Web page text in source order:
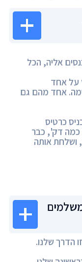
אליה, הכל
על אחד
אחד מהם גם
כרטיס
כמה דק', כבר
ושלחת אותה
הדרך שלנו.